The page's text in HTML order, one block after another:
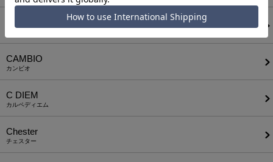
CALL&RESPONSE
CAMBIO
カンビオ
C DIEM
カルペディエム
Chester
チェスター